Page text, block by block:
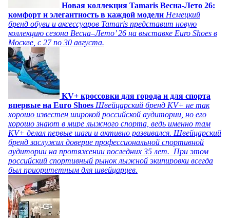
Новая коллекция Tamaris Весна-Лето 26:
комфорт и элегантность в каждой модели Немецкий
бренд обуви и аксессуаров Tamaris представит новую
коллекцию сезона Весна–Лето’ 26 на выставке Euro Shoes в
Москве, с 27 по 30 августа.
KV+ кроссовки для города и для спорта
впервые на Euro Shoes Швейцарский бренд KV+ не так
хорошо известен широкой российской аудитории, но его
хорошо знают в мире лыжного спорта, ведь именно там
KV+ делал первые шаги и активно развивался. Швейцарский
бренд заслужил доверие профессиональной спортивной
аудитории на протяжении последних 35 лет. При этом
российский спортивный рынок лыжной экипировки всегда
был приоритетным для швейцарцев.